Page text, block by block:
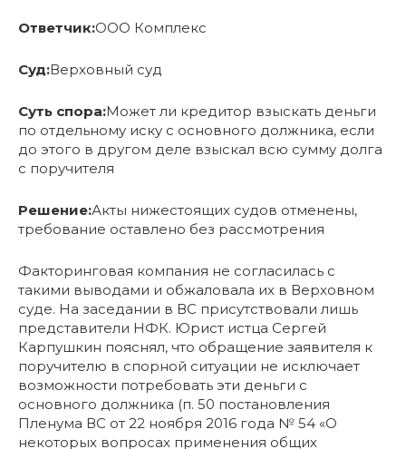
Ответчик:ООО Комплекс
Суд:Верховный суд
Суть спора:Может ли кредитор взыскать деньги
по отдельному иску с основного должника, если
до этого в другом деле взыскал всю сумму долга
с поручителя
Решение:Акты нижестоящих судов отменены,
требование оставлено без рассмотрения
Факторинговая компания не согласилась с
такими выводами и обжаловала их в Верховном
суде. На заседании в ВС присутствовали лишь
представители НФК. Юрист истца Сергей
Карпушкин пояснял, что обращение заявителя к
поручителю в спорной ситуации не исключает
возможности потребовать эти деньги с
основного должника (п. 50 постановления
Пленума ВС от 22 ноября 2016 года № 54 «О
некоторых вопросах применения общих